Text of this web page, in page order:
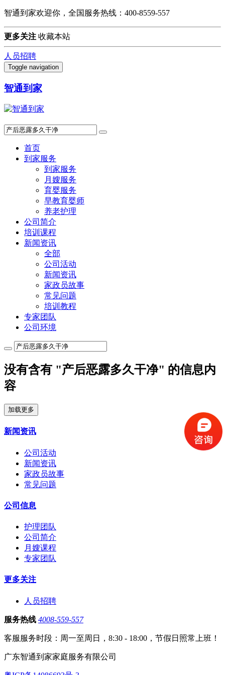
智通到家欢迎你，全国服务热线：400-8559-557
更多关注 收藏本站
人员招聘
Toggle navigation
智通到家
首页
到家服务
到家服务
月嫂服务
育婴服务
早教育婴师
养老护理
公司简介
培训课程
新闻资讯
全部
公司活动
新闻资讯
家政员故事
常见问题
培训教程
专家团队
公司环境
没有含有 "产后恶露多久干净" 的信息内
容
加载更多
新闻资讯
公司活动
新闻资讯
家政员故事
常见问题
公司信息
护理团队
公司简介
月嫂课程
专家团队
更多关注
人员招聘
服务热线 4008-559-557
客服服务时段：周一至周日，8:30 - 18:00，节假日照常上班！
广东智通到家家庭服务有限公司